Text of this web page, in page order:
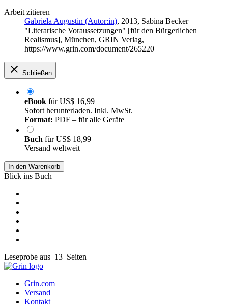
Arbeit zitieren
Gabriela Augustin (Autor:in), 2013, Sabina Becker
"Literarische Voraussetzungen" [für den Bürgerlichen
Realismus], München, GRIN Verlag,
https://www.grin.com/document/265220
Schließen
eBook fürUS$ 16,99
Sofort herunterladen. Inkl. MwSt.
Format: PDF – für alle Geräte
Buch fürUS$ 18,99
Versand weltweit
In den Warenkorb
Blick ins Buch
Leseprobe aus 13 Seiten
Grin.com
Versand
Kontakt